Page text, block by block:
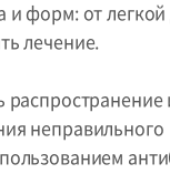
и форм: от
лечение.
неправильного